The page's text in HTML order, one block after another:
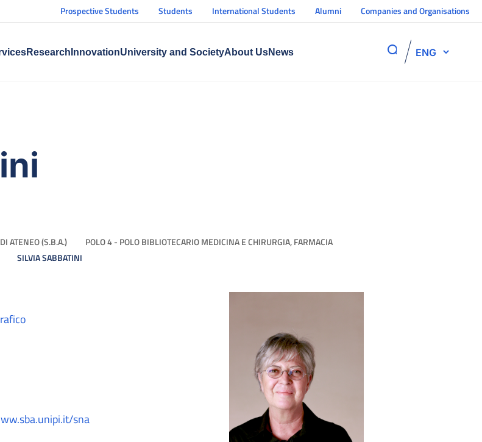
Prospective Students Students International Students Alumni Companies and Organisations
Research InnovationUniversity and SocietyAbout UsNews ENG
ATENEO (S.B.A.)
POLO 4 - POLO BIBLIOTECARIO MEDICINA E CHIRURGIA, FARMACIA
SILVIA SABBATINI
sna